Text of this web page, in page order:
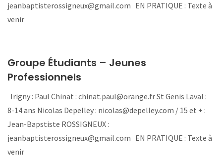
jeanbaptisterossigneux@gmail.com EN PRATIQUE : Texte à
venir
Groupe Étudiants – Jeunes
Professionnels
Irigny : Paul Chinat : chinat.paul@orange.fr St Genis Laval :
8-14 ans Nicolas Depelley : nicolas@depelley.com / 15 et + :
Jean-Bapstiste ROSSIGNEUX :
jeanbaptisterossigneux@gmail.com EN PRATIQUE : Texte à
venir